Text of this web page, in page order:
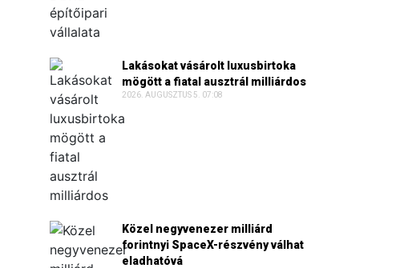
Lakásokat vásárolt luxusbirtoka
mögött a fiatal ausztrál milliárdos
2026. AUGUSZTUS 5. 07:08
Közel negyvenezer milliárd
forintnyi SpaceX-részvény válhat
eladhatóvá